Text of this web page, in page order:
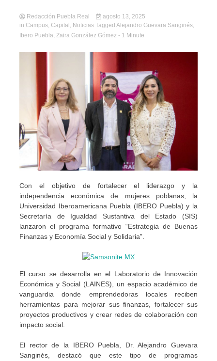
Redacción Puebla Real
agosto 13, 2025
in Campus, Capital , Noticias Tagged Alejandro Guevara Sanginés,
Ibero Puebla, Zaira González Gómez - 1 Minute
Con el objetivo de fortalecer el liderazgo y la
independencia económica de mujeres poblanas, la
Universidad Iberoamericana Puebla (IBERO Puebla) y la
Secretaría de Igualdad Sustantiva del Estado (SIS)
lanzaron el programa formativo “Estrategia de Buenas
Finanzas y Economía Social y Solidaria”.
El curso se desarrolla en el Laboratorio de Innovación
Económica y Social (LAINES), un espacio académico de
vanguardia donde emprendedoras locales reciben
herramientas para mejorar sus finanzas, fortalecer sus
proyectos productivos y crear redes de colaboración con
impacto social.
El rector de la IBERO Puebla, Dr. Alejandro Guevara
Sanginés, destacó que este tipo de programas